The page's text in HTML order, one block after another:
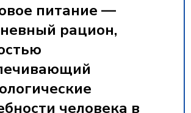
питание —
рацион,
человека в